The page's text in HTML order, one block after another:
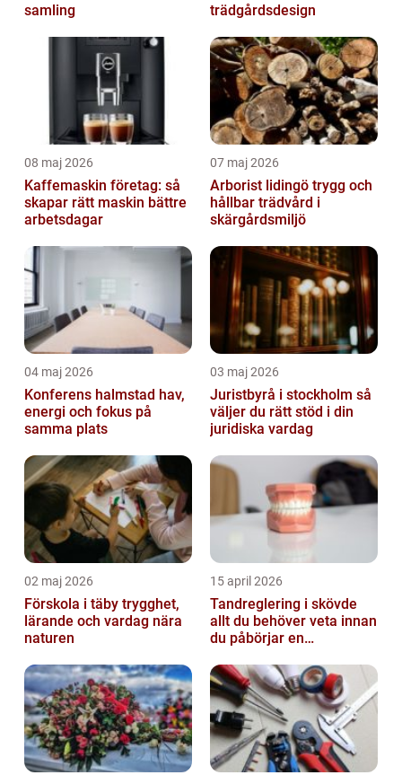
samling
trädgårdsdesign
08 maj 2026
Kaffemaskin företag: så
skapar rätt maskin bättre
arbetsdagar
07 maj 2026
Arborist lidingö trygg och
hållbar trädvård i
skärgårdsmiljö
04 maj 2026
Konferens halmstad hav,
energi och fokus på
samma plats
03 maj 2026
Juristbyrå i stockholm så
väljer du rätt stöd i din
juridiska vardag
02 maj 2026
Förskola i täby trygghet,
lärande och vardag nära
naturen
15 april 2026
Tandreglering i skövde
allt du behöver veta innan
du påbörjar en